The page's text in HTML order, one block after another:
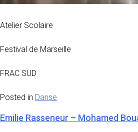
Atelier Scolaire
Festival de Marseille
FRAC SUD
Posted in Danse
Emilie Rasseneur – Mohamed